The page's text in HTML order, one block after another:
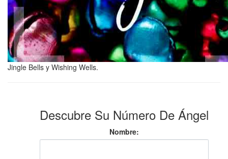
Jingle Bells y Wishing Wells.
Descubre Su Número De Ángel
Nombre: